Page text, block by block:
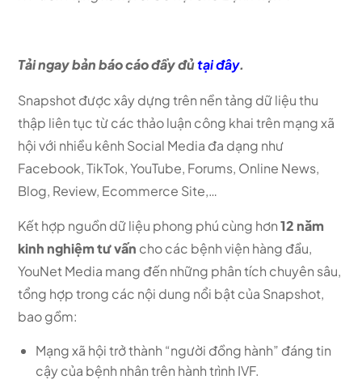
Tải ngay bản báo cáo đầy đủtại đây.
Snapshot được xây dựng trên nền tảng dữ liệu thu
thập liên tục từ các thảo luận công khai trên mạng xã
hội với nhiều kênh Social Media đa dạng như
Facebook, TikTok, YouTube, Forums, Online News,
Blog, Review, Ecommerce Site,…
Kết hợp nguồn dữ liệu phong phú cùng hơn12 năm
kinh nghiệm tư vấn cho các bệnh viện hàng đầu,
YouNet Media mang đến những phân tích chuyên sâu,
tổng hợp trong các nội dung nổi bật của Snapshot,
bao gồm:
Mạng xã hội trở thành “người đồng hành” đáng tin
cậy của bệnh nhân trên hành trình IVF.